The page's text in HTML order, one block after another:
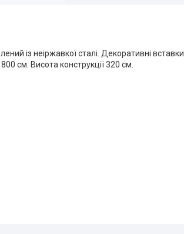
із неіржавкої сталі. Декоративні вставки
см. Висота конструкції 320 см.